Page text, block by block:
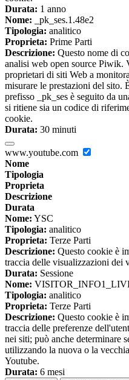
Durata: 1 anno
Nome: _pk_ses.1.48e2
Tipologia: analitico
Proprieta: Prime Parti
Descrizione: Questo nome di
analisi web open source Piwik.
proprietari di siti Web a
misurare le prestazioni del sito.
prefisso _pk_ses è seguito da
si ritiene sia un codice di
cookie.
Durata: 30 minuti
www.youtube.com
Nome
Tipologia
Proprieta
Descrizione
Durata
Nome: YSC
Tipologia: analitico
Proprieta: Terze Parti
Descrizione: Questo cookie è
traccia delle visualizzazioni dei
Durata: Sessione
Nome:
Tipologia: analitico
Proprieta: Terze Parti
Descrizione: Questo cookie è
traccia delle preferenze
nei siti; può anche determinare
utilizzando la nuova o la
Youtube.
Durata: 6 mesi